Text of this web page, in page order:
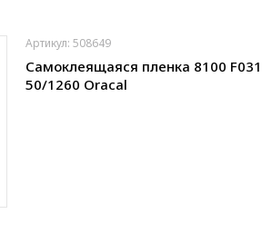
Артикул: 508649
Самоклеящаяся пленка 8100 F031
50/1260 Oracal